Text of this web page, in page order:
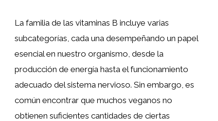
La familia de las vitaminas B incluye varias
subcategorías, cada una desempeñando un papel
esencial en nuestro organismo, desde la
producción de energía hasta el funcionamiento
adecuado del sistema nervioso. Sin embargo, es
común encontrar que muchos veganos no
obtienen suficientes cantidades de ciertas